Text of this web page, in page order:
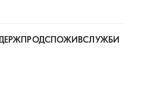
ДЕРЖПРОДСПОЖИВСЛУЖБИ